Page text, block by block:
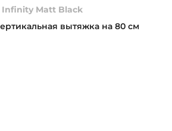
Infinity Matt Black
вытяжка на 80 см